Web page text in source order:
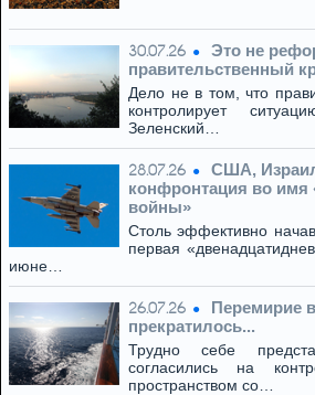
30.07.26
Это не
правительственный
Дело не в том, что
контролирует
Зеленский…
28.07.26
США,
конфронтация во имя
войны»
Столь эффективно
первая
июне…
26.07.26
Перемирие
прекратилось...
Трудно себе
согласились на
пространством со…